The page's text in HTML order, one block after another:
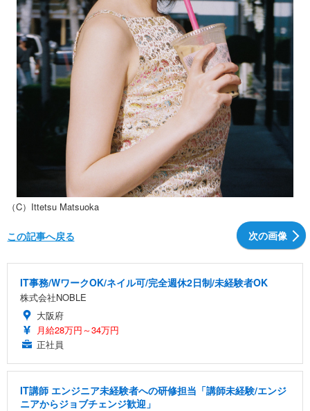
（C）Ittetsu Matsuoka
次の画像
この記事へ戻る
IT事務/WワークOK/ネイル可/完全週休2日制/未経験者OK
株式会社NOBLE
大阪府
月給28万円～34万円
正社員
IT講師 エンジニア未経験者への研修担当「講師未経験/エンジ
ニアからジョブチェンジ歓迎」